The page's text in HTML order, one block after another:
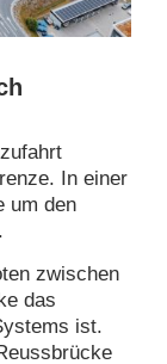
In einer
um den
zwischen
das
ist.